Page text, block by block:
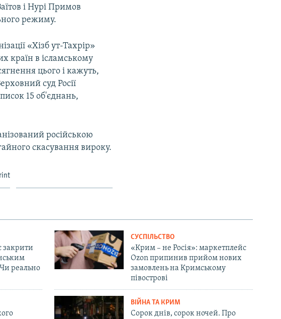
і Нурі Примов
режиму.
«Хізб ут-Тахрір»
країн в ісламському
цього і кажуть,
суд Росії
15 об'єднань,
російською
скасування вироку.
закрити
реально
СУСПІЛЬСТВО
«Крим – не Росія»: маркетплейс
Ozon припинив прийом нових
замовлень на Кримському
півострові
ВІЙНА ТА КРИМ
Сорок днів, сорок ночей. Про